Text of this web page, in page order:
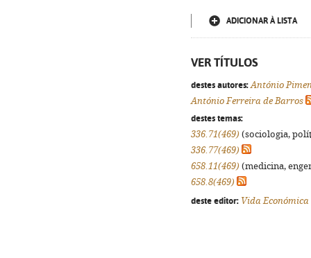
ADICIONAR À LISTA
VER TÍTULOS
destes autores: António
António Ferreira de Barros
destes temas:
336.71(469) (sociologia,
336.77(469)
658.11(469) (medicina,
658.8(469)
deste editor: Vida Económica